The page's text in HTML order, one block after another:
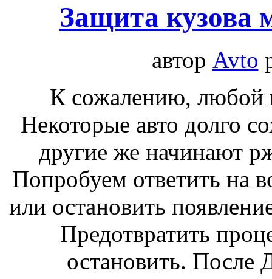
Защита кузова
автор Avto
К сожалению, любой
Некоторые авто долго
другие же начинают
Попробуем ответить на
или остановить
Предотвратить
остановить. После